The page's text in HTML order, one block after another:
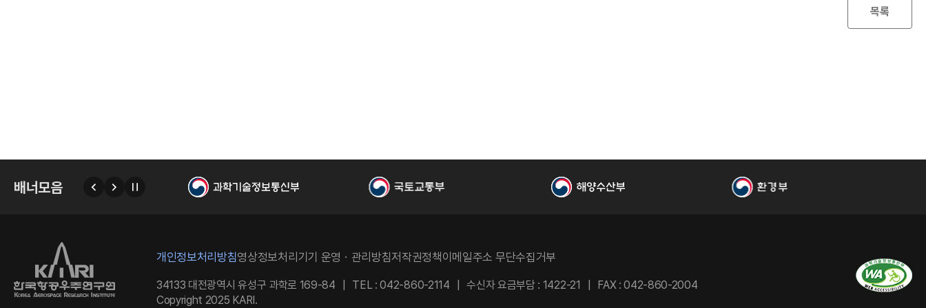
주
목록
배너모음
이
다
자
개인정보처리방침영상정보처리기기 운영ㆍ관리방침저작권정책이메일주소 무단수집거부
34133 대전광역시 유성구 과학로 169-84 TEL : 042-860-2114 수신자 요금부담 : 1422-21
FAX : 042-860-2004
Copyright 2025 KARI.